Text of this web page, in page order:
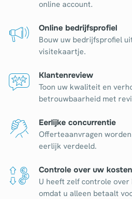
online account.
Online bedrijfsprofiel
Bouw uw bedrijfsprofiel
visitekaartje.
Klantenreview
Toon uw kwaliteit en
betrouwbaarheid met
Eerlijke concurrentie
Offerteaanvragen
eerlijk verdeeld.
Controle over uw kosten
U heeft zelf controle
omdat u alleen betaalt